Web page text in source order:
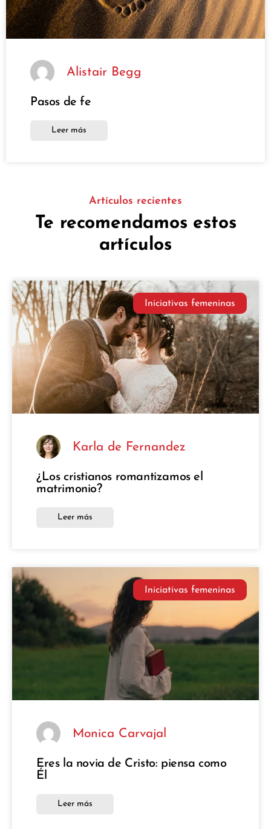
Alistair Begg
Pasos de fe
Leer más
Artículos recientes
Te recomendamos estos
artículos
Iniciativas femeninas
Karla de Fernandez
¿Los cristianos romantizamos el
matrimonio?
Leer más
Iniciativas femeninas
Monica Carvajal
Eres la novia de Cristo: piensa como
Él
Leer más